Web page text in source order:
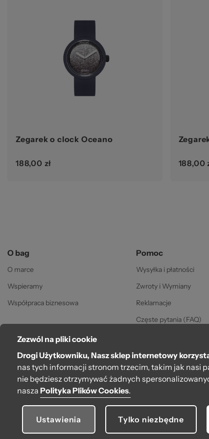
Zegarek o clock Oceano
188,00 zł 188,00
O bag
O marce
Wspieramy
Współpraca biznesowa
Pomoc
Wysyłka i płatności
Zwroty i Wymiany
Reklamacje
Częste pytania (FAQ)
Regulamin
Polityka prywatności
Zezwól na pliki cookie
Drogi Użytkowniku, Nasz sklep internetowy
nas tych informacji stronom trzecim, takim jak nasi
nie będziesz otrzymywać żadnych
nasza Polityka Plików Cookies.
Ustawienia Tylko niezbędne